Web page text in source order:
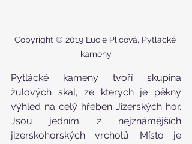
Copyright © 2019 Lucie Plicová, Pytlácké
kameny
Pytlácké kameny tvoří skupina
žulových skal, ze kterých je pěkný
výhled na celý hřeben Jizerských hor.
Jsou jedním z nejznámějších
jizerskohorských vrcholů. Místo je